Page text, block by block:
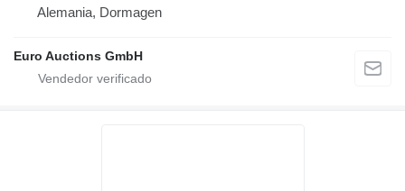
Alemania, Dormagen
Euro Auctions GmbH